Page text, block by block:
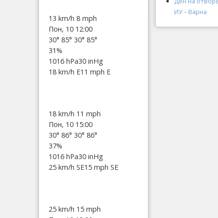
ИУ – Варна
13 km/h 8 mph
Пон, 10 12:00
30° 85° 30° 85°
31%
1016 hPa30 inHg
18 km/h E11 mph E
18 km/h 11 mph
Пон, 10 15:00
30° 86° 30° 86°
37%
1016 hPa30 inHg
25 km/h SE15 mph SE
25 km/h 15 mph